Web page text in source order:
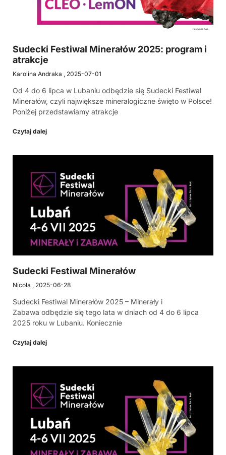
Sudecki Festiwal Minerałów 2025: program i
atrakcje
Karolina Andraka 2025-07-01
Od 4 do 6 lipca w Lubaniu odbędzie się Sudecki Festiwal
Minerałów, czyli największe mineralogiczne święto w Polsce!
Poniżej przedstawiamy atrakcje
Czytaj dalej
Sudecki Festiwal Minerałów
Nicola 2025-06-28
Sudecki Festiwal Minerałów 2025 – Minerały i
Zabawa odbędzie się tego lata w dniach od 4 do 6 lipca
2025 roku w Lubaniu. Koniecznie
Czytaj dalej